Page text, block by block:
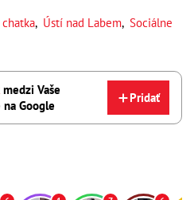
, Ústí nad Labem, Sociálne
medzi Vaše
Google
Pridať